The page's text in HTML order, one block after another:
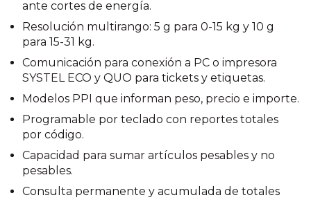
ante cortes de energía.
Resolución multirango: 5 g para 0-15 kg y 10 g
para 15-31 kg.
Comunicación para conexión a PC o impresora
SYSTEL ECO y QUO para tickets y etiquetas.
Modelos PPI que informan peso, precio e importe.
Programable por teclado con reportes totales
por código.
Capacidad para sumar artículos pesables y no
pesables.
Consulta permanente y acumulada de totales